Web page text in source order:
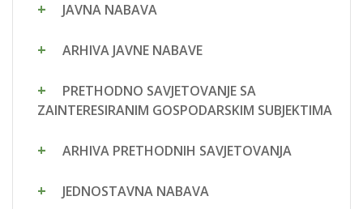
JAVNA NABAVA
ARHIVA JAVNE NABAVE
PRETHODNO SAVJETOVANJE SA
ZAINTERESIRANIM GOSPODARSKIM SUBJEKTIMA
ARHIVA PRETHODNIH SAVJETOVANJA
JEDNOSTAVNA NABAVA